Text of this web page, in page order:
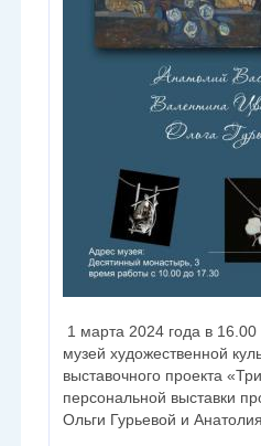
1 марта 2024 года в
музей художественной
выставочного проекта
персональной выставки
Ольги Гурьевой и